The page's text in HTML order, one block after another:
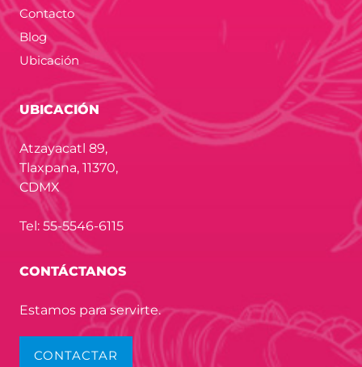
Contacto
Blog
Ubicación
UBICACIÓN
Atzayacatl 89,
Tlaxpana, 11370,
CDMX
Tel: 55-5546-6115
CONTÁCTANOS
Estamos para servirte.
CONTACTAR